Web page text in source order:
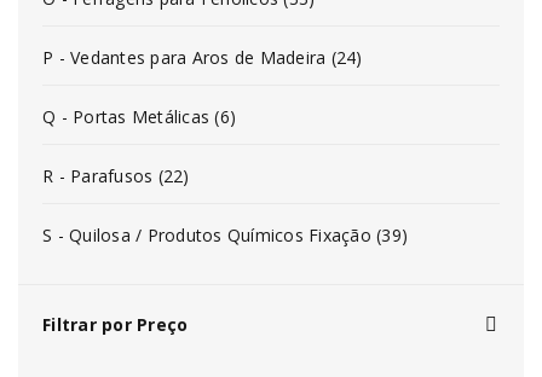
P - Vedantes para Aros de Madeira (24)
Q - Portas Metálicas (6)
R - Parafusos (22)
S - Quilosa / Produtos Químicos Fixação (39)
Filtrar por Preço